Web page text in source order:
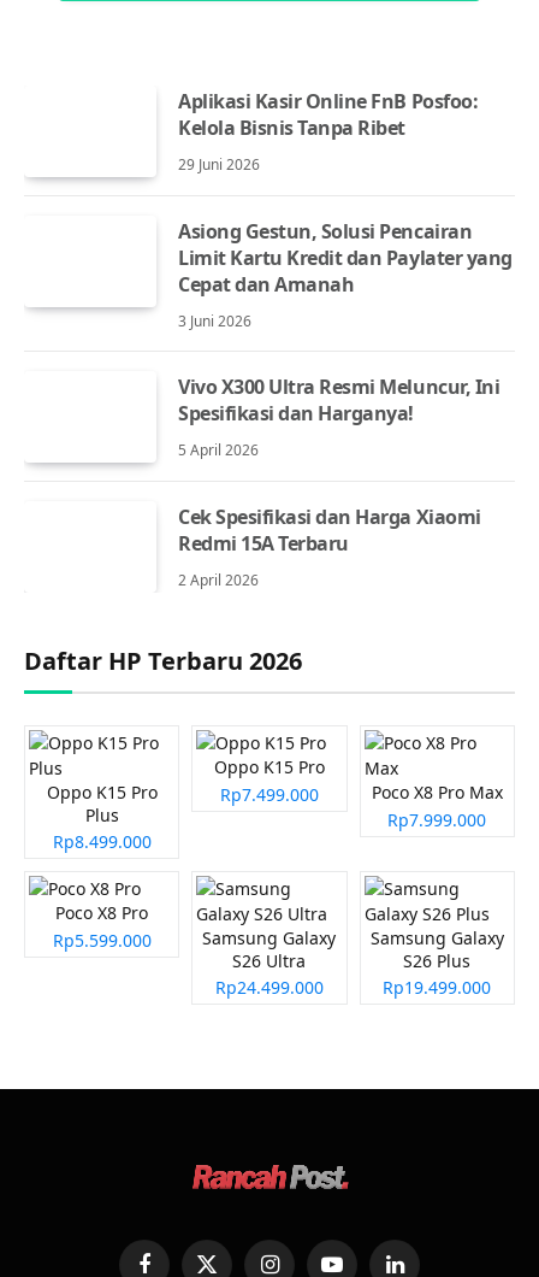
Aplikasi Kasir Online FnB Posfoo:
Kelola Bisnis Tanpa Ribet
29 Juni 2026
Asiong Gestun, Solusi Pencairan
Limit Kartu Kredit dan Paylater yang
Cepat dan Amanah
3 Juni 2026
Vivo X300 Ultra Resmi Meluncur, Ini
Spesifikasi dan Harganya!
5 April 2026
Cek Spesifikasi dan Harga Xiaomi
Redmi 15A Terbaru
2 April 2026
Daftar HP Terbaru 2026
Oppo K15 Pro
Plus
Rp8.499.000
Oppo K15 Pro
Rp7.499.000
Poco X8 Pro Max
Rp7.999.000
Poco X8 Pro
Rp5.599.000
Samsung Galaxy
S26 Ultra
Rp24.499.000
Samsung Galaxy
S26 Plus
Rp19.499.000